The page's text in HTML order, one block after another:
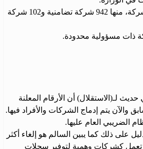
ووفقاً لإحصائية صادرة عن الوزارة، فإن عدد الشركات المسجلة كملكية فردية وصل إلى 8،693 شركة، في حين بلغ عدد الشركات المسجلة كشركات أشخاص 1،044 شركة، منها 942 شركة تضامنية و102 شركة
لـ(الاستقلال) أن الأرقام المعلنة
والآن يتم إدماج الشركات والأفراد فيها.
على ذلك كما يبين السالم هو إلغاء أكثر
تعمل كشركات وهمية لتوفير سجلات